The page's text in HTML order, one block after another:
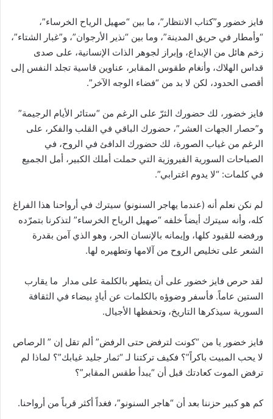
فايز خضور و”كتاب الانتظار”، ما بين “صهيل الرياح الخرساء”،
“وأمطار في حريق المدينة”، وما بين “نذير الأرجوان”، و”غبار الشتاء”،
زخم هائل من الإبداع، وإبراز لجوهر الذات الإنسانية، على صدى
قداس الهلاك، وأنغام طقوس المقابر، عناوين قاسية تجلد النفس إلى
أقصى الحدود، لكن لا بد من “فضاء الوجه الآخر”.
فايز خضور، لك حضورك الثرّ على الرغم من “ستائر الأيام الرجيمة”
و”حصار الجهات العشر”، حضورك الباقي في القلب والفكر، على
الرغم من غياب الصورة، لك حضورك الدافئ في الروح، في
الصباحات السورية الفيروزية التي حملت أملك الكبير، أمل الجميع
في كلمات: “لا يدوم اغترابي”.
لم نكن نعلم أنه (عندما يهاجر السنونو) سيترك في أرواحنا هذا الفراغ
كله، وأنه سيترك أيضاً خلفه “صهيل الرياح الخرساء” لتذكرنا بتمرّده
ورفضه للقيود كلها، وإيمانه بالإنسان الحر، وهو الذي آمن بقدرة
الشعر على تخليص الروح من آلامها وتطهيره لها.
لقد حرص فايز خضور على أن يتطهر بالكلمة على مدار ما يقارب
الستين عاماً. فأسفر وضوؤه بالكلمات عن أيادٍ بيضاء في الثقافة
السورية سيذكرها التاريخ، وتحفظها الأجيال.
فايز خضور يا من “كونت لترفض حتى الرفض” ألم تقل إن ” الرصاص
لا يحب المبيت باكراً”؟ فكيف تركتنا لـ “ثمار جليد غيابك”؟ لماذا لم
ترفض الموت كعادتك قبل أن “يبدأ طقس المقابر”؟
كم هو كبير حزننا بعد أن “هاجر السنونو”، فغداً أكثر قرباً من أرواحنا.